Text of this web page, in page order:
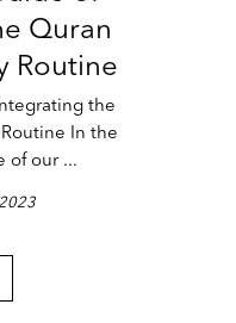
Quran
Routine
the
In the
of our ...